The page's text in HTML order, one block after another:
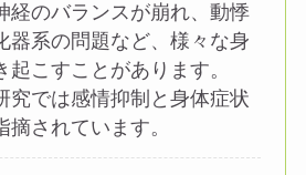
経のバランスが崩れ、動悸
器系の問題など、様々な身
起こすことがあります。
究では感情抑制と身体症状
されています。